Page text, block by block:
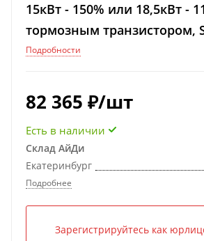
15кВт - 150% или 18,5кВт -
тормозным транзистором,
Ethernet
Подробности
82 365 ₽/шт
Есть в наличии
Склад АйДи
Екатеринбург
Подробнее
Зарегистрируйтесь как